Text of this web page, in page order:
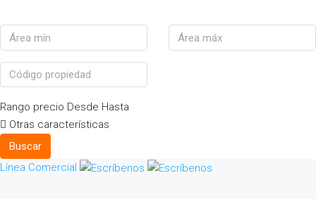
Rango precio Desde Hasta
Otras características
Buscar
Línea Comercial